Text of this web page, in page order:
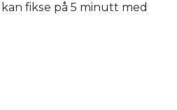
fikse på 5 minutt med